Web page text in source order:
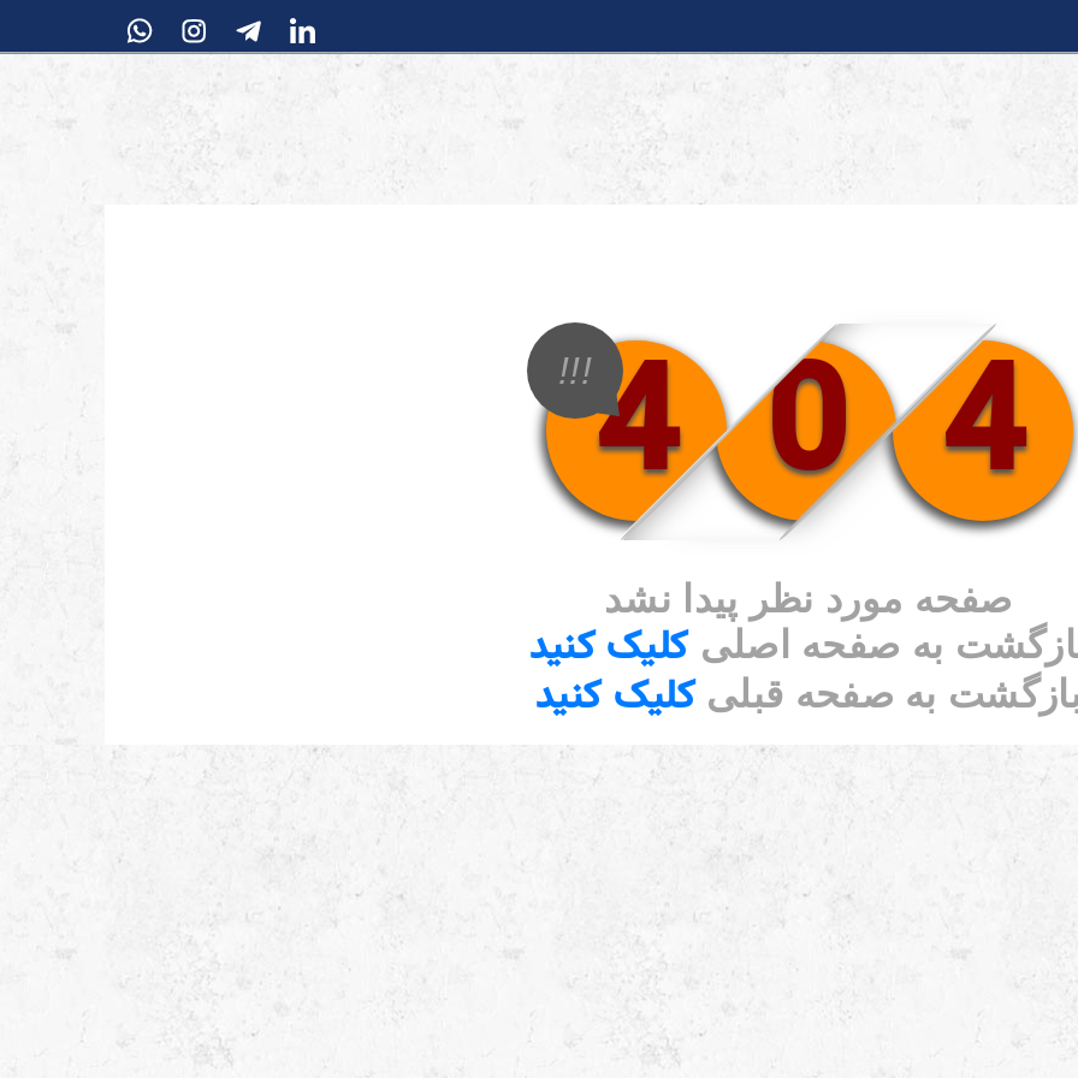
4 0 4
!!!
صفحه مورد نظر پیدا نشد
به صفحه اصلیکلیک کنید
به صفحه قبلیکلیک کنید